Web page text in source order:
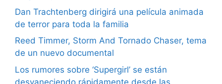
Dan Trachtenberg dirigirá una película animada
de terror para toda la familia
Reed Timmer, Storm And Tornado Chaser, tema
de un nuevo documental
Los rumores sobre ‘Supergirl’ se están
desvaneciendo rápidamente desde las